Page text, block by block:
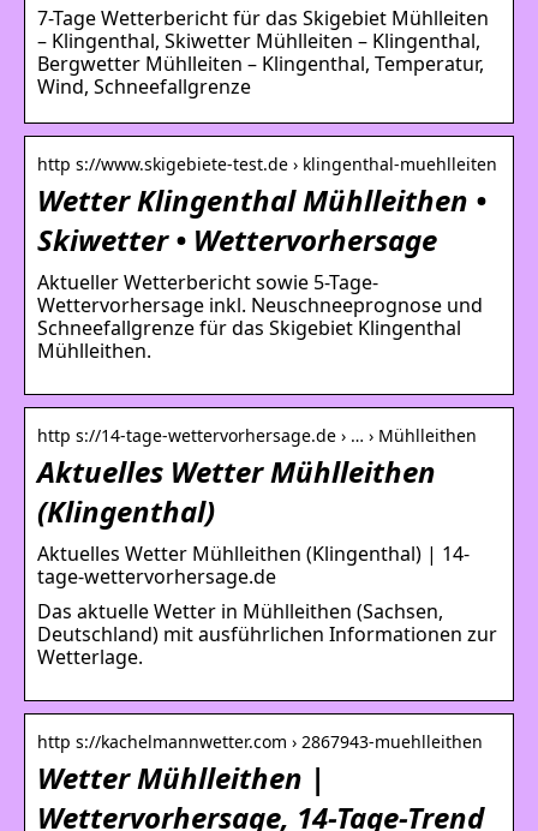
7-Tage Wetterbericht für das Skigebiet Mühlleiten
– Klingenthal, Skiwetter Mühlleiten – Klingenthal,
Bergwetter Mühlleiten – Klingenthal, Temperatur,
Wind, Schneefallgrenze
http s://www.skigebiete-test.de › klingenthal-muehlleiten
Wetter Klingenthal Mühlleithen •
Skiwetter • Wettervorhersage
Aktueller Wetterbericht sowie 5-Tage-
Wettervorhersage inkl. Neuschneeprognose und
Schneefallgrenze für das Skigebiet Klingenthal
Mühlleithen.
http s://14-tage-wettervorhersage.de › … › Mühlleithen
Aktuelles Wetter Mühlleithen
(Klingenthal)
Aktuelles Wetter Mühlleithen (Klingenthal) | 14-
tage-wettervorhersage.de
Das aktuelle Wetter in Mühlleithen (Sachsen,
Deutschland) mit ausführlichen Informationen zur
Wetterlage.
http s://kachelmannwetter.com › 2867943-muehlleithen
Wetter Mühlleithen |
Wettervorhersage, 14-Tage-Trend